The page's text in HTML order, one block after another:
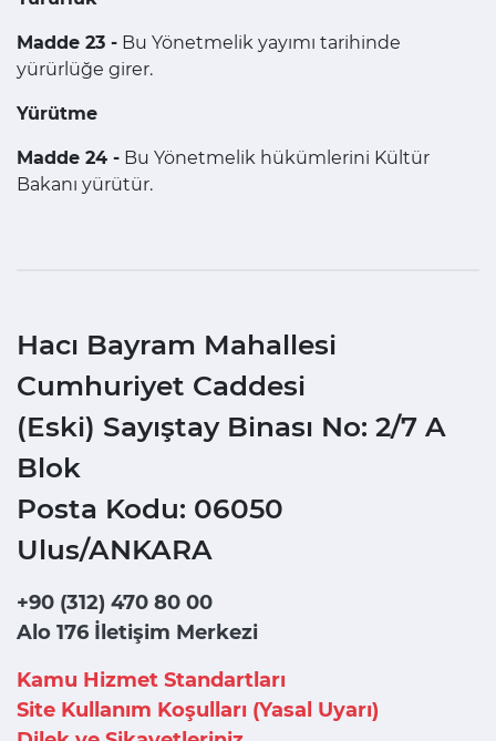
Madde 23 - Bu Yönetmelik yayımı tarihinde
yürürlüğe girer.
Yürütme
Madde 24 - Bu Yönetmelik hükümlerini Kültür
Bakanı yürütür.
Hacı Bayram Mahallesi
Cumhuriyet Caddesi
(Eski) Sayıştay Binası No: 2/7 A
Blok
Posta Kodu: 06050
Ulus/ANKARA
+90 (312) 470 80 00
Alo 176 İletişim Merkezi
Kamu Hizmet Standartları
Site Kullanım Koşulları (Yasal Uyarı)